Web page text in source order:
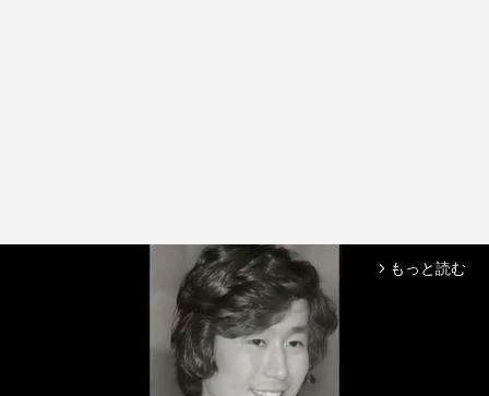
arrow_forward_ios もっと読む